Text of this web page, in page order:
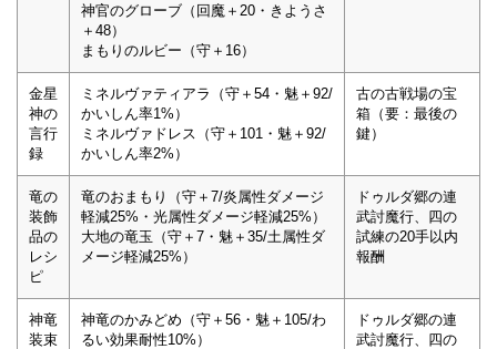
神官のグローブ（回魔＋20・きようさ
＋48）
まもりのルビー（守＋16）
金星
神の
言行
録
ミネルヴァティアラ（守＋54・魅＋92/
かいしん率1%）
ミネルヴァドレス（守＋101・魅＋92/
かいしん率2%）
古の古戦場の宝
箱（要：最後の
鍵）
竜の
装飾
品の
レシ
ピ
竜のおまもり（守＋7/炎属性ダメージ
軽減25%・光属性ダメージ軽減25%）
大地の竜玉（守＋7・魅＋35/土属性ダ
メージ軽減25%）
ドゥルダ郷の連
武討魔行、四の
試練の20手以内
報酬
神竜
装束
神竜のかみどめ（守＋56・魅＋105/わ
るい効果耐性10%）
ドゥルダ郷の連
武討魔行、四の